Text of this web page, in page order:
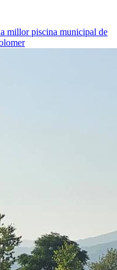
millor piscina municipal de